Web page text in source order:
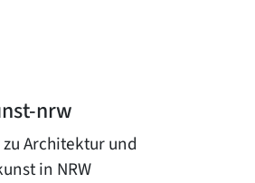
nrw
Architektur und
in NRW